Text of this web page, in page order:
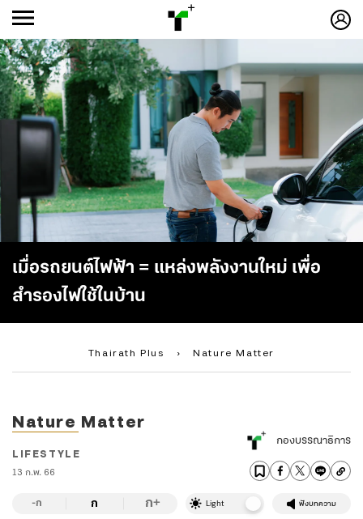
เมื่อรถยนต์ไฟฟ้า = แหล่งพลังงานใหม่ เพื่อ
สำรองไฟใช้ในบ้าน
Thairath Plus › Nature Matter
-ก
Nature Matter
LIFESTYLE
13 ก.พ. 66
กองบรรณาธิการ
-ก ก ก+ Light ฟังบทความ